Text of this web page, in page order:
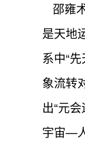
邵雍
是天地
系中“
象流转
出“元
宇宙—